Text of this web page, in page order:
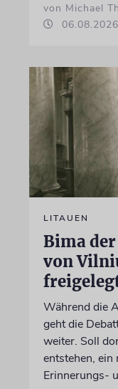
von Michael
06.08.2026
LITAUEN
Bima der
von
Während die
geht die
weiter. Soll
entstehen, ein
Erinnerungs-